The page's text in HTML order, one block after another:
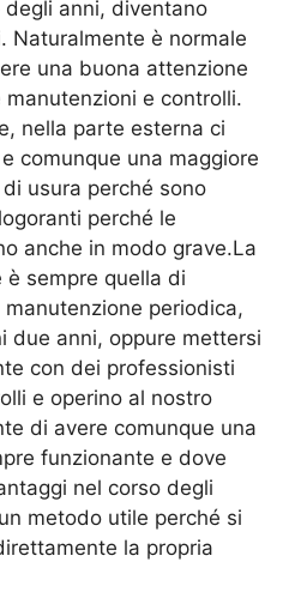
anni, diventano
Naturalmente è normale
una buona attenzione
e controlli.
nella parte esterna ci
comunque una maggiore
usura perché sono
perché le
anche in modo grave.La
sempre quella di
periodica,
due anni, oppure mettersi
con dei professionisti
e operino al nostro
di avere comunque una
funzionante e dove
nel corso degli
metodo utile perché si
la propria